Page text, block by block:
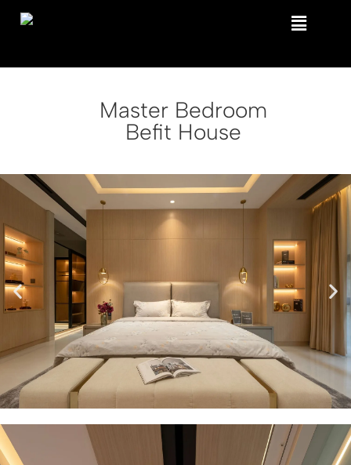
Master Bedroom
Befit House